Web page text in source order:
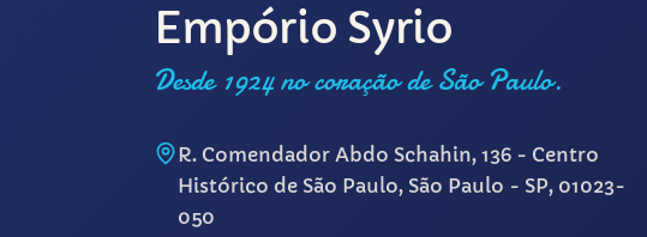
Empório Syrio
Desde 1924 no coração de São Paulo.
R. Comendador Abdo Schahin, 136 - Centro
Histórico de São Paulo, São Paulo - SP, 01023-
050